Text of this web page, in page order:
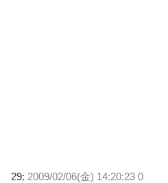
29: 2009/02/06(金) 14:20:23 0